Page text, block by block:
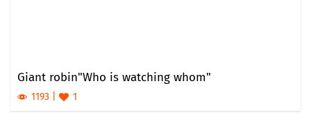
Giant robin"Who is watching whom"
1193 1